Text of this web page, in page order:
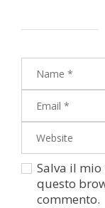
Salva il
questo
commento.